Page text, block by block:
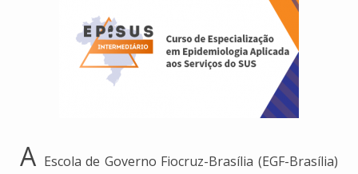
A Escola de Governo Fiocruz-Brasília (EGF-Brasília)